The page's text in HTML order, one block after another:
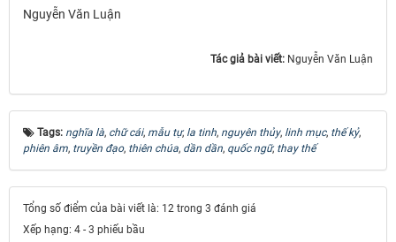
Nguyễn Văn Luận
Tác giả bài viết: Nguyễn Văn Luận
Tags: nghĩa là, chữ cái, mẫu tự, la tinh, nguyên thủy, linh mục, thế kỷ,
phiên âm, truyền đạo, thiên chúa, dần dần, quốc ngữ, thay thế
Tổng số điểm của bài viết là: 12 trong 3 đánh giá
Xếp hạng: 4 - 3 phiếu bầu